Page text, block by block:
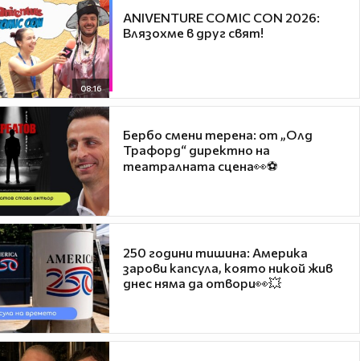
08:16
ANIVENTURE COMIC CON 2026:
Влязохме в друг свят!
Бербо смени терена: от „Олд
Трафорд“ директно на
театралната сцена👀⚽
250 години тишина: Америка
зарови капсула, която никой жив
днес няма да отвори👀💥